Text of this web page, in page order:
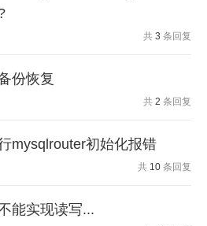
共 3 条回复
份恢复
共 2 条回复
mysqlrouter初始化报错
共 10 条回复
能实现读写...